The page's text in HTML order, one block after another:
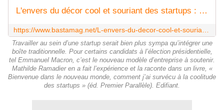
L'envers du décor cool et souriant des startups : une employée raconte
Travailler au sein d’une startup serait bien plus sympa qu’intégrer une
boîte traditionnelle. Pour certains candidats à l’élection présidentielle,
tel Emmanuel Macron, c’est le nouveau modèle d’entreprise à soutenir.
Mathilde Ramadier en a fait l’expérience et la raconte dans un livre, «
Bienvenue dans le nouveau monde, comment j’ai survécu à la coolitude
des startups » (éd. Premier Parallèle). Edifiant.